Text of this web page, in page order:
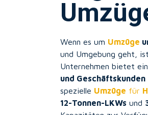
Wenn es um Umzüge
und Umgebung geht, ist
Unternehmen bietet
und Geschäftskunden
spezielle Umzüge für
12-Tonnen-LKWs und